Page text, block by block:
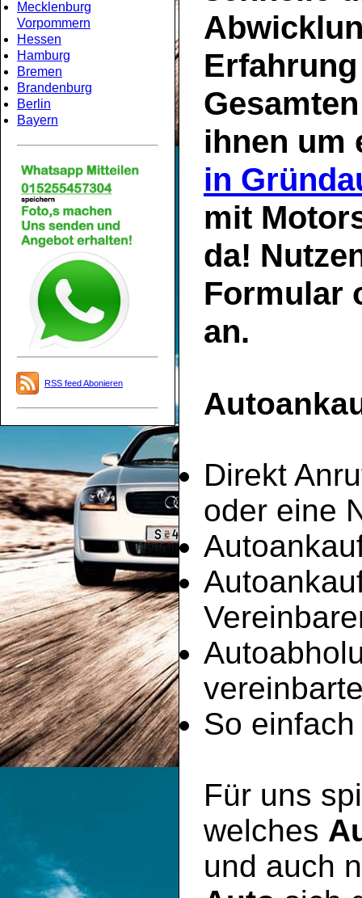
Mecklenburg
Vorpommern
Hessen
Hamburg
Bremen
Brandenburg
Berlin
Bayern
RSS feed Abonieren
ihnen um
in
mit
da!
Formular
an.
Direkt
oder eine
So
Für uns
welches
und auch